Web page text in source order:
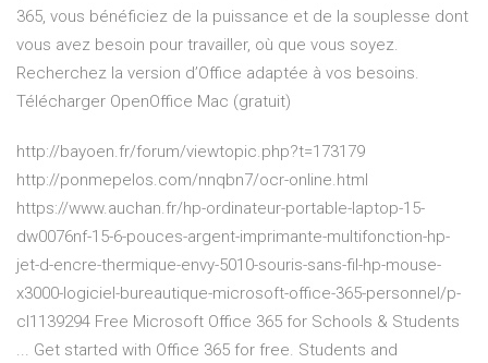
365, vous bénéficiez de la puissance et de la souplesse dont
vous avez besoin pour travailler, où que vous soyez.
Recherchez la version d’Office adaptée à vos besoins.
Télécharger OpenOffice Mac (gratuit)
http://bayoen.fr/forum/viewtopic.php?t=173179
http://ponmepelos.com/nnqbn7/ocr-online.html
https://www.auchan.fr/hp-ordinateur-portable-laptop-15-
dw0076nf-15-6-pouces-argent-imprimante-multifonction-hp-
jet-d-encre-thermique-envy-5010-souris-sans-fil-hp-mouse-
x3000-logiciel-bureautique-microsoft-office-365-personnel/p-
cl1139294 Free Microsoft Office 365 for Schools & Students
... Get started with Office 365 for free. Students and